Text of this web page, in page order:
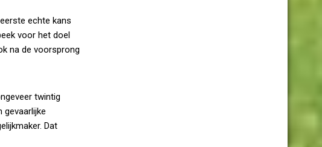
echte kans
voor het doel
na de voorsprong
twintig
gevaarlijke
Dat